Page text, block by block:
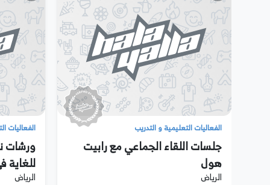
الفعاليات التعليمية و التدريب
جلسات اللقاء الجماعي مع رابيت
هول
الرياض
الفعاليات
ورشات
الرياض